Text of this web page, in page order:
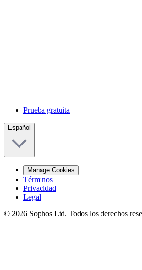
Prueba gratuita
Español
Manage Cookies
Términos
Privacidad
Legal
© 2026 Sophos Ltd. Todos los derechos